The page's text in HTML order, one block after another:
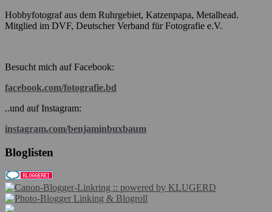
Hobbyfotograf aus dem Ruhrgebiet, Katzenpapa, Metalhead.
Mitglied im DVF, Deutscher Verband für Fotografie e.V.
Besucht mich auf Facebook:
facebook.com/fotografie.bd
..und auf Instagram:
instagram.com/benjaminbuxbaum
Bloglisten